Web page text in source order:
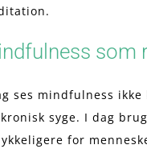
som
ses mindfulness
syge. I dag
for